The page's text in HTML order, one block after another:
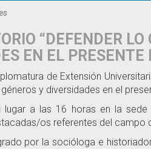
“DEFENDER
EN EL PRESENTE
de Extensión
y diversidades en el
lugar a las 16 horas en la
os referentes del campo
por la socióloga e